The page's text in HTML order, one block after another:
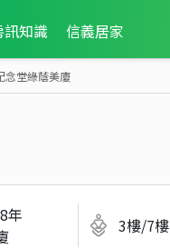
訊知識 信義居家
念堂綠蔭美廈
年
3樓/7樓